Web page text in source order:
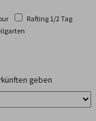
Rafting 1/2 Tag
geben